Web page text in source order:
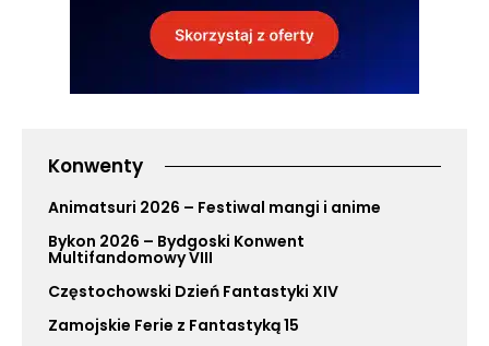
Konwenty
Animatsuri 2026 – Festiwal mangi i anime
Bykon 2026 – Bydgoski Konwent
Multifandomowy VIII
Częstochowski Dzień Fantastyki XIV
Zamojskie Ferie z Fantastyką 15